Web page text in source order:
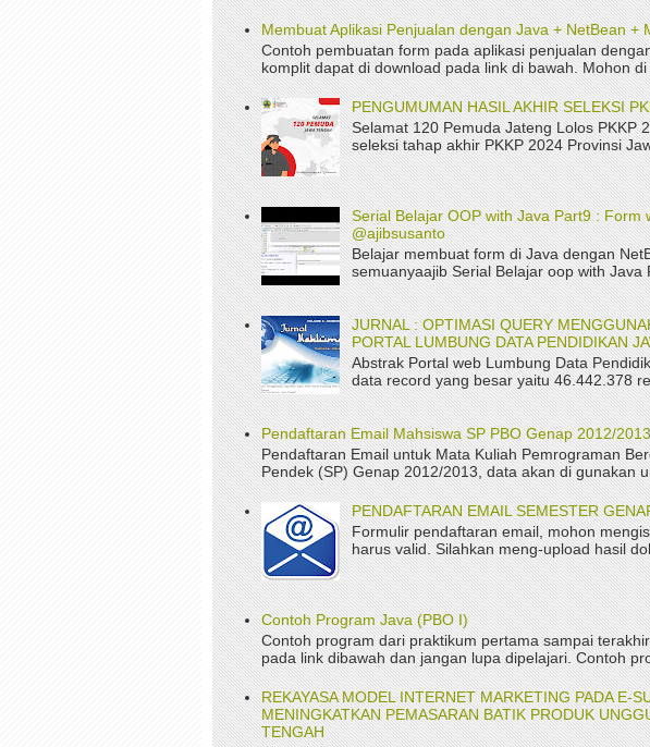
Membuat Aplikasi Penjualan dengan Java + NetBean +
Contoh pembuatan form pada aplikasi penjualan
komplit dapat di download pada link di bawah. Mohon
PENGUMUMAN HASIL AKHIR SELEKSI
Selamat 120 Pemuda Jateng Lolos PKKP
seleksi tahap akhir PKKP 2024 Provinsi
Serial Belajar OOP with Java Part9 : Form
@ajibsusanto
Belajar membuat form di Java dengan
semuanyaajib Serial Belajar oop with Java
JURNAL : OPTIMASI QUERY
PORTAL LUMBUNG DATA PENDIDIKAN
Abstrak Portal web Lumbung Data
data record yang besar yaitu 46.442.378
Pendaftaran Email Mahsiswa SP PBO Genap 2012/2013
Pendaftaran Email untuk Mata Kuliah Pemrograman
Pendek (SP) Genap 2012/2013, data akan di gunakan
PENDAFTARAN EMAIL SEMESTER
Formulir pendaftaran email, mohon
harus valid. Silahkan meng-upload hasil
Contoh Program Java (PBO I)
Contoh program dari praktikum pertama sampai
pada link dibawah dan jangan lupa dipelajari. Contoh
REKAYASA MODEL INTERNET MARKETING PADA E-
MENINGKATKAN PEMASARAN BATIK PRODUK
TENGAH